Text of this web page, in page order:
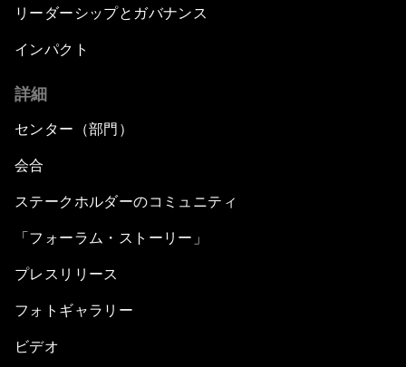
リーダーシップとガバナンス
インパクト
詳細
センター（部門）
会合
ステークホルダーのコミュニティ
「フォーラム・ストーリー」
プレスリリース
フォトギャラリー
ビデオ